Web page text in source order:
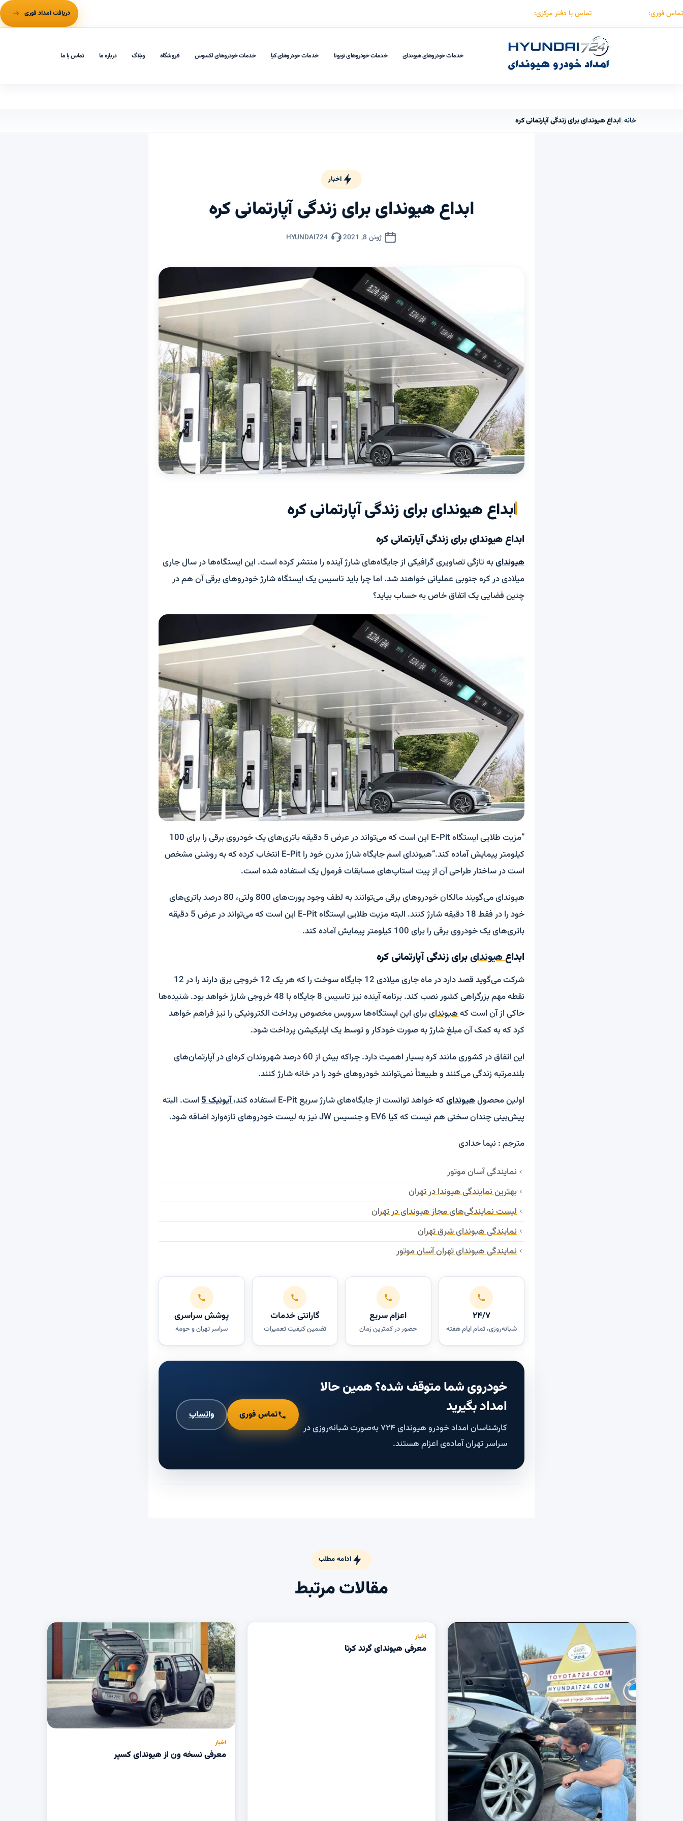
تماس فوری: تماس با دفتر مرکزی: دریافت امداد فوری
خدمات خودروهای هیوندای خدمات خودروهای تویوتا خدمات خودروهای کیا خدمات خودروهای لکسوس فروشگاه وبلاگ درباره ما تماس با ما
خانه›ابداع هیوندای برای زندگی آپارتمانی کره‌
اخبار
ابداع هیوندای برای زندگی آپارتمانی کره‌
ژوئن 8, 2021
ابداع هیوندای برای زندگی آپارتمانی کره‌
ابداع هیوندای برای زندگی آپارتمانی کره‌
هیوندایبه تازگی تصاویری گرافیکی از جایگاه‌‌های شارژ آینده را منتشر کرده است. این ایستگاه‌ها در سال جاری
میلادی در کره جنوبی عملیاتی خواهند شد. اما چرا باید تاسیس یک ایستگاه شارژ خودروهای برقی آن هم در
چنین فضایی یک اتفاق خاص به حساب بیاید؟
”مزیت طلایی ایستگاه E-Pit این است که می‌تواند در عرض 5 دقیقه باتری‌های یک خودروی برقی را برای 100
کیلومتر پیمایش آماده کند.“هیوندای اسم جایگاه شارژ مدرن خود را E-Pit انتخاب کرده که به روشنی مشخص
است در ساختار طراحی آن از پیت استاپ‌های مسابقات فرمول یک استفاده شده است.
هیوندای می‌گویند مالکان خودروهای برقی می‌توانند به لطف وجود پورت‌های 800 ولتی، 80 درصد باتری‌های
خود را در فقط 18 دقیقه شارژ کنند. البته مزیت طلایی ایستگاه E-Pit این است که می‌تواند در عرض 5 دقیقه
باتری‌های یک خودروی برقی را برای 100 کیلومتر پیمایش آماده کند.
ابداعهیوندایبرای زندگی آپارتمانی کره‌
شرکت می‌گوید قصد دارد در ماه جاری میلادی 12 جایگاه سوخت را که هر یک 12 خروجی برق دارند را در 12
نقطه مهم بزرگراهی کشور نصب کند. برنامه آینده نیز تاسیس 8 جایگاه با 48 خروجی شارژ خواهد بود. شنیده‌ها
حاکی از آن است کههیوندایبرای این ایستگاه‌ها سرویس مخصوص پرداخت الکترونیکی را نیز فراهم خواهد
کرد که به کمک آن مبلغ شارژ به صورت خودکار و توسط یک اپلیکیشن پرداخت شود.
این اتفاق در کشوری مانند کره بسیار اهمیت دارد. چراکه بیش از 60 درصد شهروندان کره‌ای در آپارتمان‌های
بلندمرتبه زندگی می‌کنند و طبیعتاً نمی‌توانند خودروهای خود را در خانه شارژ کنند.
اولین محصولهیوندایکه خواهد توانست از جایگاه‌های شارژ سریع E-Pit استفاده کند، آیونیک 5 است. البته
پیش‌بینی چندان سختی هم نیست کهکیا
مترجم : نیما حدادی
نمایندگی آسان موتور
بهترین نمایندگی هیوندا در تهران
لیست نمایندگی‌های مجاز هیوندای در تهران
نمایندگی هیوندای شرق تهران
نمایندگی هیوندای تهران آسان موتور
۲۴/۷
شبانه‌روزی، تمام ایام هفته
اعزام سریع
حضور در کمترین زمان
گارانتی خدمات
تضمین کیفیت تعمیرات
پوشش سراسری
سراسر تهران و حومه
خودروی شما متوقف شده؟ همین حالا
امداد بگیرید
کارشناسان امداد خودرو هیوندای ۷۲۴ به‌صورت شبانه‌روزی در
سراسر تهران آماده‌ی اعزام هستند.
تماس فوری واتساپ
ادامه مطلب
مقالات مرتبط
اخبار
معرفی هیوندای گرند کرتا
اخبار
معرفی نسخه ون از هیوندای کسپر